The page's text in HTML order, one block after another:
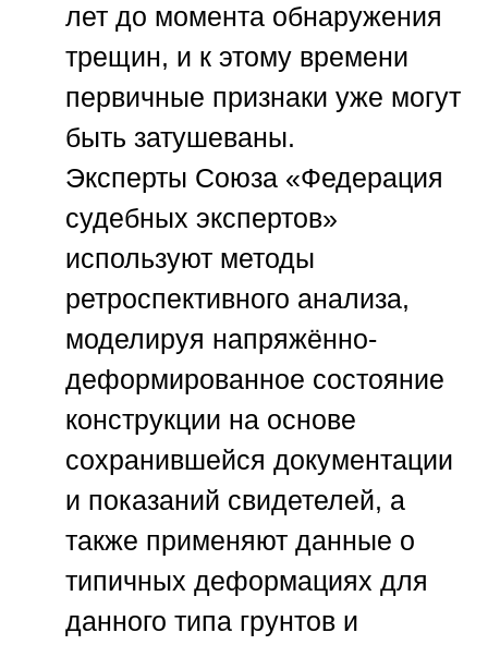
лет до момента обнаружения
трещин, и к этому времени
первичные признаки уже могут
быть затушеваны.
Эксперты Союза «Федерация
судебных экспертов»
используют методы
ретроспективного анализа,
моделируя напряжённо-
деформированное состояние
конструкции на основе
сохранившейся документации
и показаний свидетелей, а
также применяют данные о
типичных деформациях для
данного типа грунтов и